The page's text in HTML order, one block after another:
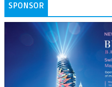
SPONSOR